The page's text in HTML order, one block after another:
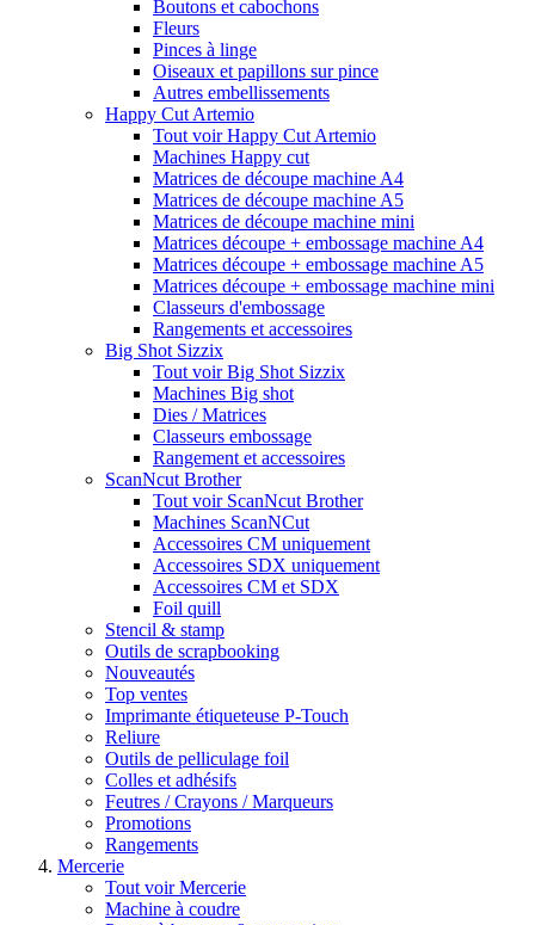
Boutons et cabochons
Fleurs
Pinces à linge
Oiseaux et papillons sur pince
Autres embellissements
Happy Cut Artemio
Tout voir Happy Cut Artemio
Machines Happy cut
Matrices de découpe machine A4
Matrices de découpe machine A5
Matrices de découpe machine mini
Matrices découpe + embossage machine A4
Matrices découpe + embossage machine A5
Matrices découpe + embossage machine mini
Classeurs d'embossage
Rangements et accessoires
Big Shot Sizzix
Tout voir Big Shot Sizzix
Machines Big shot
Dies / Matrices
Classeurs embossage
Rangement et accessoires
ScanNcut Brother
Tout voir ScanNcut Brother
Machines ScanNCut
Accessoires CM uniquement
Accessoires SDX uniquement
Accessoires CM et SDX
Foil quill
Stencil & stamp
Outils de scrapbooking
Nouveautés
Top ventes
Imprimante étiqueteuse P-Touch
Reliure
Outils de pelliculage foil
Colles et adhésifs
Feutres / Crayons / Marqueurs
Promotions
Rangements
Mercerie
Tout voir Mercerie
Machine à coudre